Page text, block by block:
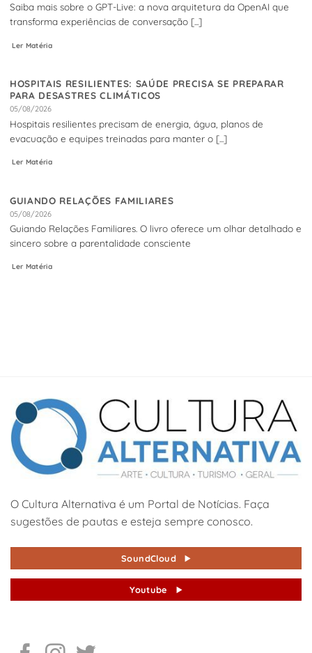
Saiba mais sobre o GPT-Live: a nova arquitetura da OpenAI que
transforma experiências de conversação [...]
Ler Matéria
HOSPITAIS RESILIENTES: SAÚDE PRECISA SE PREPARAR
PARA DESASTRES CLIMÁTICOS
05/08/2026
Hospitais resilientes precisam de energia, água, planos de
evacuação e equipes treinadas para manter o [...]
Ler Matéria
GUIANDO RELAÇÕES FAMILIARES
05/08/2026
Guiando Relações Familiares. O livro oferece um olhar detalhado e
sincero sobre a parentalidade consciente
Ler Matéria
O Cultura Alternativa é um Portal de Notícias. Faça
sugestões de pautas e esteja sempre conosco.
SoundCloud
Youtube